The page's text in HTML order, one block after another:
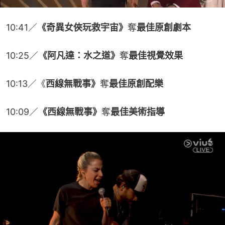
10:41／ 《奇異女俠玩救宇宙》 奪最佳原創劇本
10:25／ 《阿凡達：水之道》 奪最佳視覺效果
10:13／《西線無戰事》 奪最佳原創配樂
10:09／ 《西線無戰事》 奪最佳美術指導